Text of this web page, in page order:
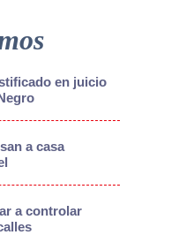
en juicio
a casa
a controlar